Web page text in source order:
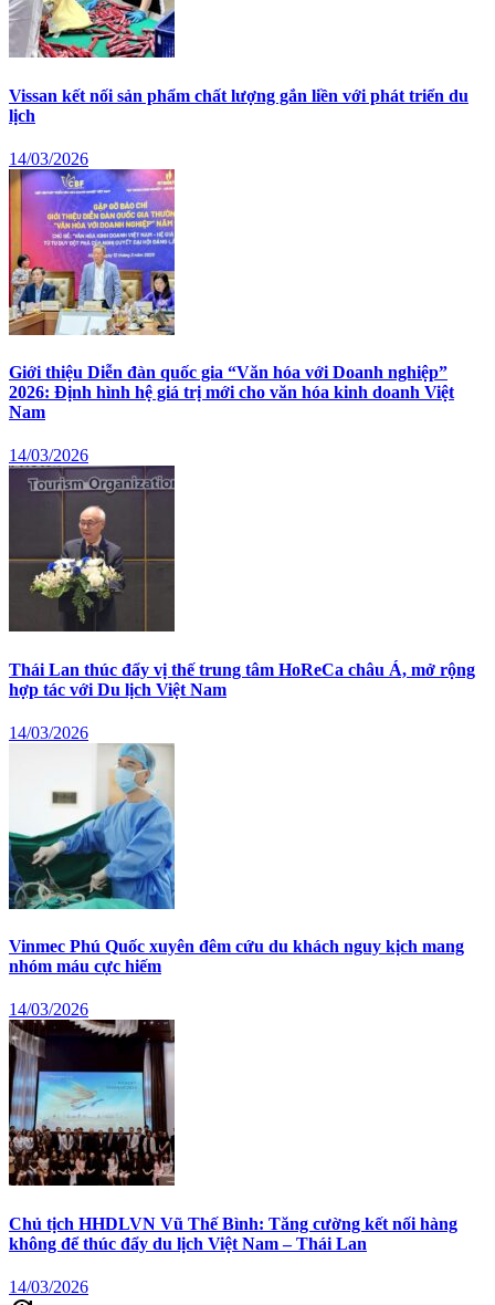
Vissan kết nối sản phẩm chất lượng gắn liền với phát triển du
lịch
14/03/2026
Giới thiệu Diễn đàn quốc gia “Văn hóa với Doanh nghiệp”
2026: Định hình hệ giá trị mới cho văn hóa kinh doanh Việt
Nam
14/03/2026
Thái Lan thúc đẩy vị thế trung tâm HoReCa châu Á, mở rộng
hợp tác với Du lịch Việt Nam
14/03/2026
Vinmec Phú Quốc xuyên đêm cứu du khách nguy kịch mang
nhóm máu cực hiếm
14/03/2026
Chủ tịch HHDLVN Vũ Thế Bình: Tăng cường kết nối hàng
không để thúc đẩy du lịch Việt Nam – Thái Lan
14/03/2026